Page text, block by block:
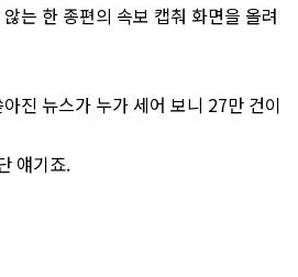
는 한 종편의 속보 캡춰 화면을 올려
진 뉴스가 누가 세어 보니 27만 건이
얘기죠.